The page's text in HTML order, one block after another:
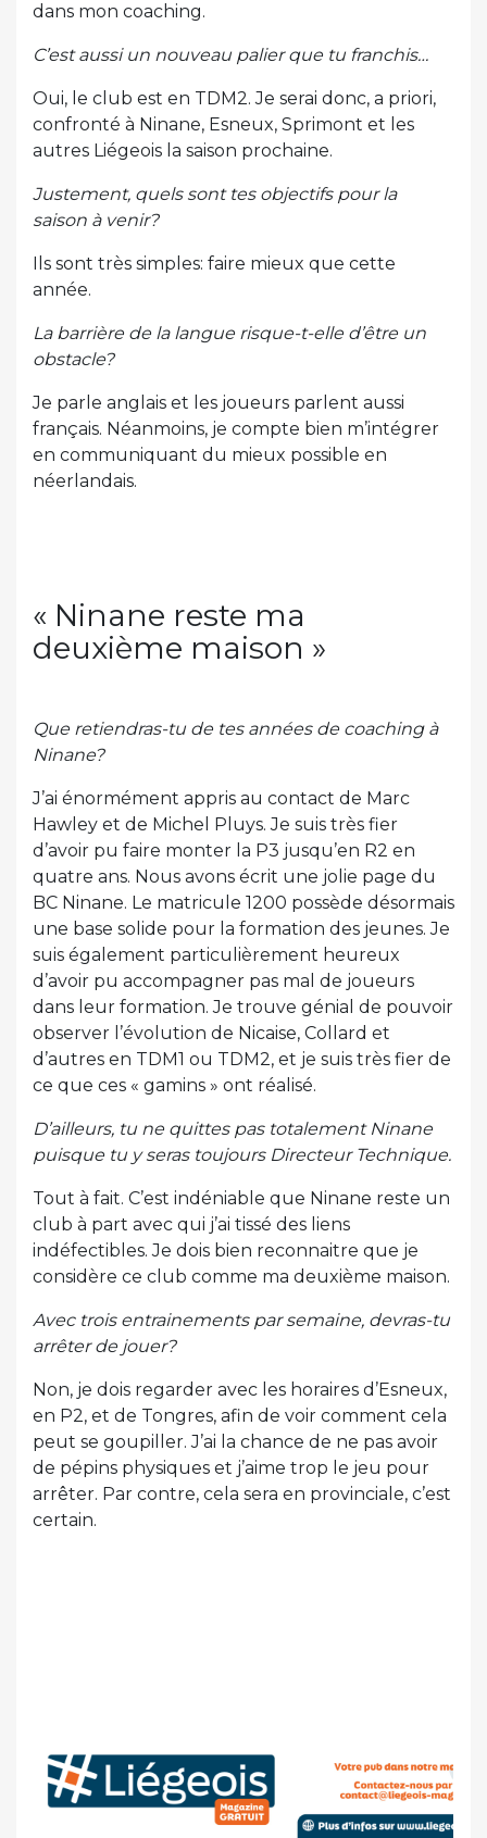
dans mon coaching.
C’est aussi un nouveau palier que tu franchis…
Oui, le club est en TDM2. Je serai donc, a priori,
confronté à Ninane, Esneux, Sprimont et les
autres Liégeois la saison prochaine.
Justement, quels sont tes objectifs pour la
saison à venir?
Ils sont très simples: faire mieux que cette
année.
La barrière de la langue risque-t-elle d’être un
obstacle?
Je parle anglais et les joueurs parlent aussi
français. Néanmoins, je compte bien m’intégrer
en communiquant du mieux possible en
néerlandais.
« Ninane reste ma
deuxième maison »
Que retiendras-tu de tes années de coaching à
Ninane?
J’ai énormément appris au contact de Marc
Hawley et de Michel Pluys. Je suis très fier
d’avoir pu faire monter la P3 jusqu’en R2 en
quatre ans. Nous avons écrit une jolie page du
BC Ninane. Le matricule 1200 possède désormais
une base solide pour la formation des jeunes. Je
suis également particulièrement heureux
d’avoir pu accompagner pas mal de joueurs
dans leur formation. Je trouve génial de pouvoir
observer l’évolution de Nicaise, Collard et
d’autres en TDM1 ou TDM2, et je suis très fier de
ce que ces « gamins » ont réalisé.
D’ailleurs, tu ne quittes pas totalement Ninane
puisque tu y seras toujours Directeur Technique.
Tout à fait. C’est indéniable que Ninane reste un
club à part avec qui j’ai tissé des liens
indéfectibles. Je dois bien reconnaitre que je
considère ce club comme ma deuxième maison.
Avec trois entrainements par semaine, devras-tu
arrêter de jouer?
Non, je dois regarder avec les horaires d’Esneux,
en P2, et de Tongres, afin de voir comment cela
peut se goupiller. J’ai la chance de ne pas avoir
de pépins physiques et j’aime trop le jeu pour
arrêter. Par contre, cela sera en provinciale, c’est
certain.